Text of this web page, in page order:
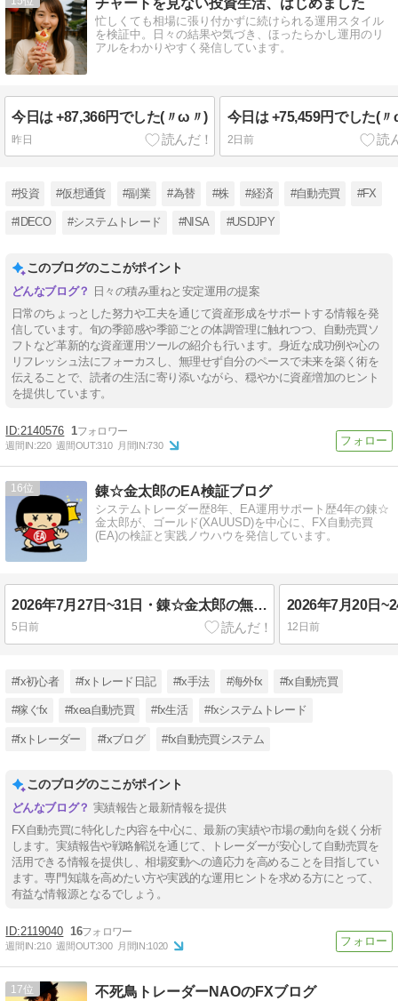
チャートを見ない投資生活、はじめました
忙しくても相場に張り付かずに続けられる運用スタイル
を検証中。日々の結果や気づき、ほったらかし運用のリ
アルをわかりやすく発信しています。
今日は +87,366円でした(〃ω〃)
昨日
今日は +75,459円でした(
2日前
#投資 #仮想通貨 #副業 #為替 #株 #経済 #自動売買 #FX
#IDECO #システムトレード #NISA #USDJPY
このブログのここがポイント
日々の積み重ねと安定運用の提案
日常のちょっとした努力や工夫を通じて資産形成をサポートする情報を発
信しています。旬の季節感や季節ごとの体調管理に触れつつ、自動売買ソ
フトなど革新的な資産運用ツールの紹介も行います。身近な成功例や心の
リフレッシュ法にフォーカスし、無理せず自分のペースで未来を築く術を
伝えることで、読者の生活に寄り添いながら、穏やかに資産増加のヒント
を提供しています。
2140576 1
週間IN:220 週間OUT:310 月間IN:730
16 錬☆金太郎のEA検証ブログ
システムトレーダー歴8年、EA運用サポート歴4年の錬☆
金太郎が、ゴールド(XAUUSD)を中心に、FX自動売買
(EA)の検証と実践ノウハウを発信しています。
2026年7月27日~31日・錬☆金太郎の無料配布EA実績報告・FX自動売買
5日前 12日前
#fx初心者 #fxトレード日記 #fx手法 #海外fx #fx自動売買
#稼ぐfx #fxea自動売買 #fx生活 #fxシステムトレード
#fxトレーダー #fxブログ #fx自動売買システム
このブログのここがポイント
実績報告と最新情報を提供
FX自動売買に特化した内容を中心に、最新の実績や市場の動向を鋭く分析
します。実績報告や戦略解説を通じて、トレーダーが安心して自動売買を
活用できる情報を提供し、相場変動への適応力を高めることを目指してい
ます。専門知識を高めたい方や実践的な運用ヒントを求める方にとって、
有益な情報源となるでしょう。
2119040 16
週間IN:210 週間OUT:300 月間IN:1020
17 不死鳥トレーダーNAOのFXブログ